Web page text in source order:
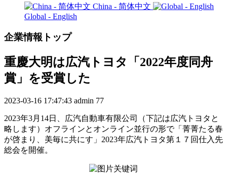
China - 简体中文
Global - English
企業情報トップ
重慶大明は広汽トヨタ「2022年度同舟
賞」を受賞した
2023-03-16 17:47:43 admin 77
2023年3月14日、広汽自動車有限公司（下記は広汽トヨタと
略します）オフラインとオンライン並行の形で「菁菁たる春
が啓まり、美毎に共にす」2023年広汽トヨタ第１７回仕入先
総会を開催。